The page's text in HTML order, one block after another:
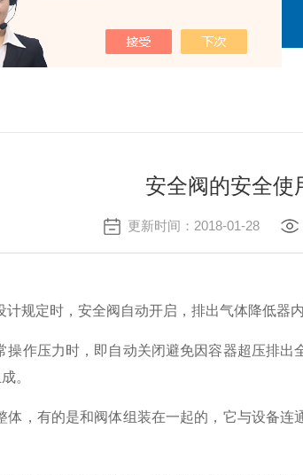
DA NP22A F07/10 意大利GT
安全阀的安全使
更新时间：2018-01-28
计规定时，安全阀自动开启，排出气体降低器
压力时，即自动关闭避免因容器超压排出
。
有的是和阀体组装在一起的，它与设备连